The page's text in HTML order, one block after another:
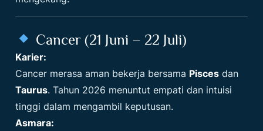
Cancer (21 Juni – 22 Juli)
Karier:
Cancer merasa aman bekerja bersama Pisces dan
Taurus. Tahun 2026 menuntut empati dan intuisi
tinggi dalam mengambil keputusan.
Asmara: